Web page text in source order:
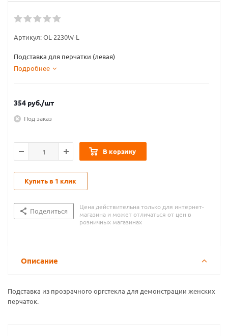
Артикул:OL-2230W-L
Подставка для перчатки (левая)
Подробнее
354 руб./шт
Под заказ
В корзину
Купить в 1 клик
Поделиться
Цена действительна только для интернет-
магазина и может отличаться от цен в
розничных магазинах
Описание
Подставка из прозрачного оргстекла для демонстрации женских
перчаток.